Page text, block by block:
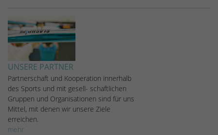
UNSERE PARTNER
Partnerschaft und Kooperation innerhalb
des Sports und mit gesell- schaftlichen
Gruppen und Organisationen sind für uns
Mittel, mit denen wir unsere Ziele
erreichen.
mehr